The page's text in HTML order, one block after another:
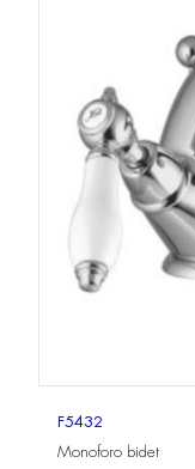
F5432
Monoforo bidet